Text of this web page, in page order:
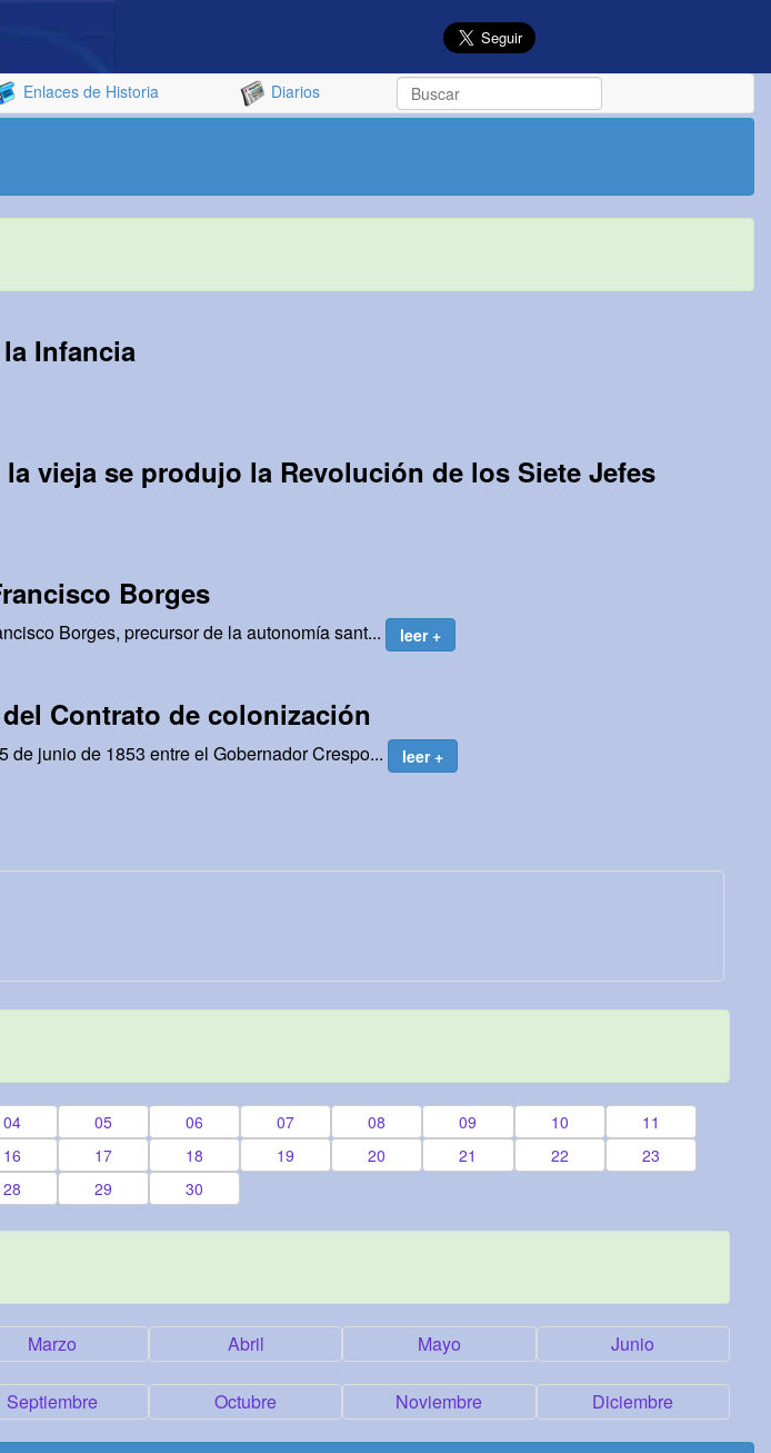
Enlaces de Historia Diarios
Infancia
la vieja se produjo la Revolución de los Siete Jefes
Borges
Borges, precursor de la autonomía sant... leer +
Contrato de colonización
junio de 1853 entre el Gobernador Crespo... leer +
04 05 06 07 08 09 10
11
16 17 18 19 20 21 22
23
28 29 30
Marzo Abril Mayo Junio
Septiembre Octubre Noviembre Diciembre